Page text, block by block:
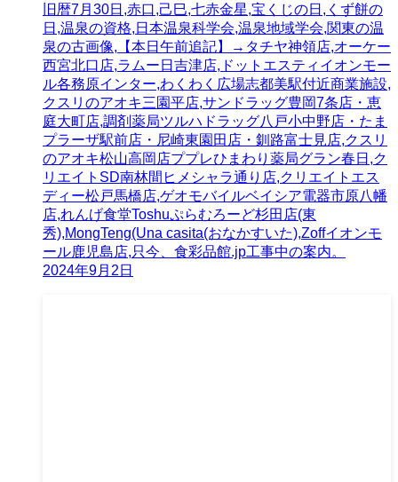
旧暦7月30日,赤口,己巳,七赤金星,宝くじの日,くず餅の
日,温泉の資格,日本温泉科学会,温泉地域学会,関東の温
泉の古画像,【本日午前追記】→タチヤ神領店,オーケー
西宮北口店,ラムー日吉津店,ドットエスティイオンモー
ル各務原インター,わくわく広場志都美駅付近商業施設,
クスリのアオキ三園平店,サンドラッグ豊岡7条店・恵
庭大町店,調剤薬局ツルハドラッグ八戸小中野店・たま
プラーザ駅前店・尼崎東園田店・釧路富士見店,クスリ
のアオキ松山高岡店ププレひまわり薬局グラン春日,ク
リエイトSD南林間ヒメシャラ通り店,クリエイトエス
ディー松戸馬橋店,ゲオモバイルベイシア電器市原八幡
店,れんげ食堂Toshuぷらむろーど杉田店(東
秀),MongTeng(Una casita(おなかすいた),Zoffイオンモ
ール鹿児島店,只今、食彩品館.jp工事中の案内。
2024年9月2日